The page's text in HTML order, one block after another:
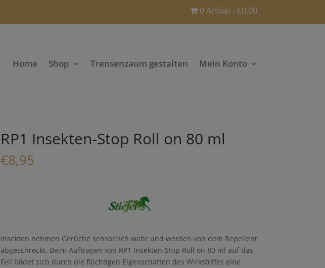
0 Artikel €0,00
Home Shop Trensenzaum gestalten Mein Konto
RP1 Insekten-Stop Roll on 80 ml
€8,95
Insekten nehmen Gerüche sensorisch wahr und werden von dem Repellent
abgeschreckt. Beim Auftragen von RP1 Insekten-Stop Roll on 80 ml auf das
Fell bildet sich durch die flüchtigen Eigenschaften des Wirkstoffes eine